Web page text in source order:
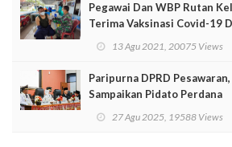
Pegawai Dan WBP Rutan
Terima Vaksinasi Covid-19
13 Agu 2021, 20075 Views
Paripurna DPRD
Sampaikan Pidato Perdana
27 Agu 2025, 19588 Views